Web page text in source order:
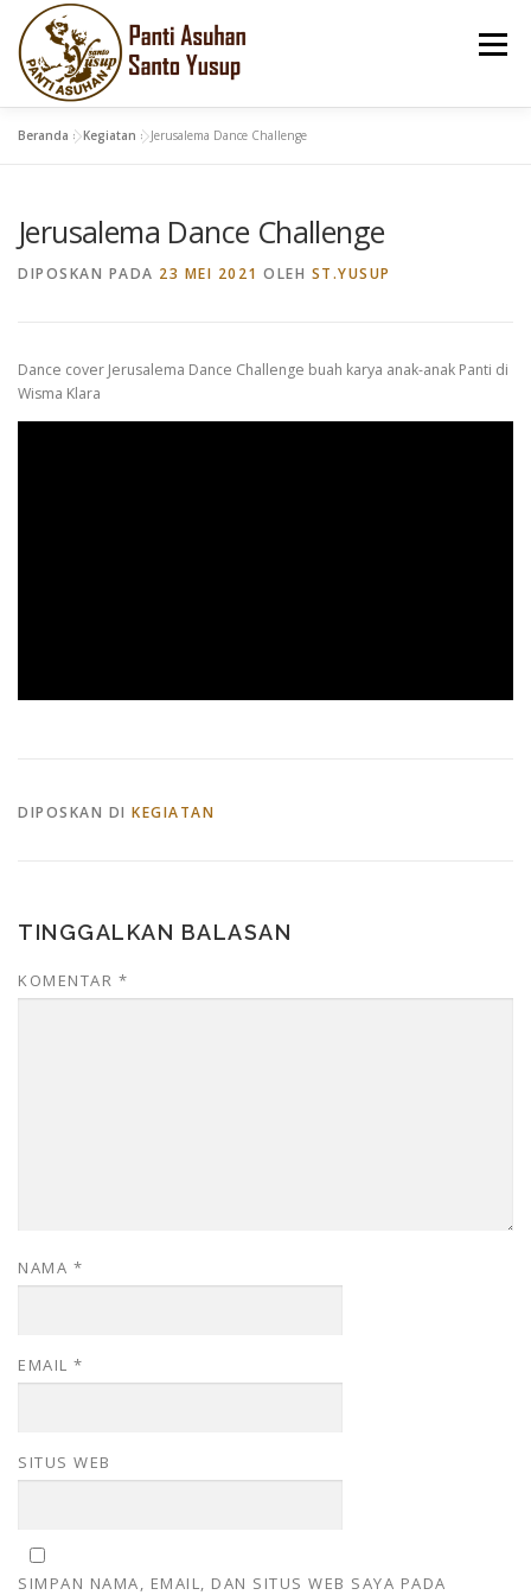
Lompat
konten
Menu
GALLERY HUBUNGI KAMI DONASI
Beranda »Kegiatan »Jerusalema Dance Challenge
Jerusalema Dance Challenge
DIPOSKAN PADA 23 MEI 2021 OLEH ST.YUSUP
Dance cover Jerusalema Dance Challenge buah karya anak-anak Panti di
Wisma Klara
DIPOSKAN DI KEGIATAN
TINGGALKAN BALASAN
KOMENTAR *
NAMA *
EMAIL *
SITUS WEB
SIMPAN NAMA, EMAIL, DAN SITUS WEB SAYA PADA